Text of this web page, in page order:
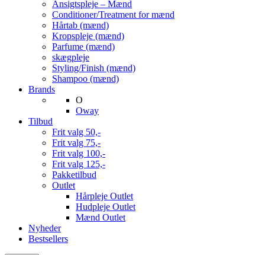
Ansigtspleje – Mænd
Conditioner/Treatment for mænd
Hårtab (mænd)
Kropspleje (mænd)
Parfume (mænd)
skægpleje
Styling/Finish (mænd)
Shampoo (mænd)
Brands
O
Oway
Tilbud
Frit valg 50,-
Frit valg 75,-
Frit valg 100,-
Frit valg 125,-
Pakketilbud
Outlet
Hårpleje Outlet
Hudpleje Outlet
Mænd Outlet
Nyheder
Bestsellers